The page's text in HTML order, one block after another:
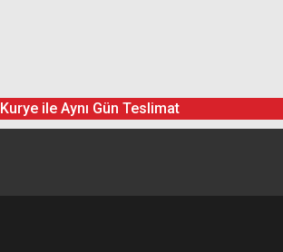
Kurye ile Aynı Gün Teslimat